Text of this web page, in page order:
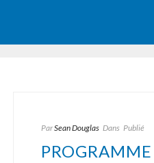
ParSean Douglas Dans Publié